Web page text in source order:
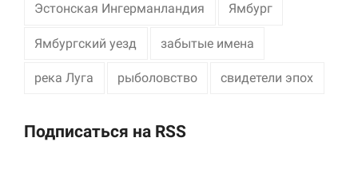
Эстонская Ингерманландия Ямбург
Ямбургский уезд забытые имена
река Луга рыболовство свидетели эпох
Подписаться на RSS